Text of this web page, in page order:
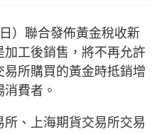
）聯合發佈黃金稅收新
工後銷售，將不再允許
所購買的黃金時抵銷增
費者。
、上海期貨交易所交易